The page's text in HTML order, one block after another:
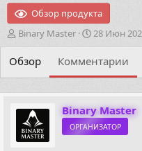
Обзор продукта
А
т
т
е
м
ы
Binary Master
Д
т
а
ч
а
л
28 Июн
Обзор Комментарии
Binary Master
ОРГАНИЗАТОР